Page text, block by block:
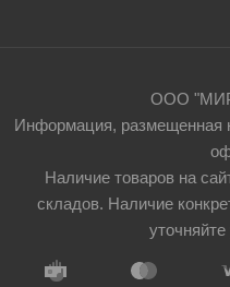
ООО
Информация, размещенная
Наличие товаров на
складов. Наличие